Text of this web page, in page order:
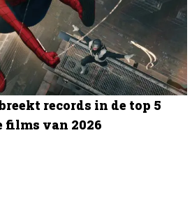
records in de top 5
films van 2026